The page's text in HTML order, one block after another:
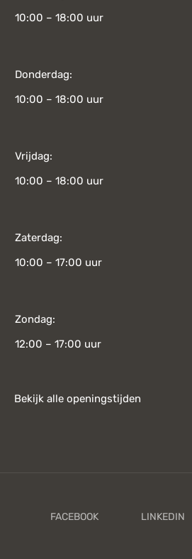
10:00 – 18:00 uur
Donderdag:
10:00 – 18:00 uur
Vrijdag:
10:00 – 18:00 uur
Zaterdag:
10:00 – 17:00 uur
Zondag:
12:00 – 17:00 uur
Bekijk alle openingstijden